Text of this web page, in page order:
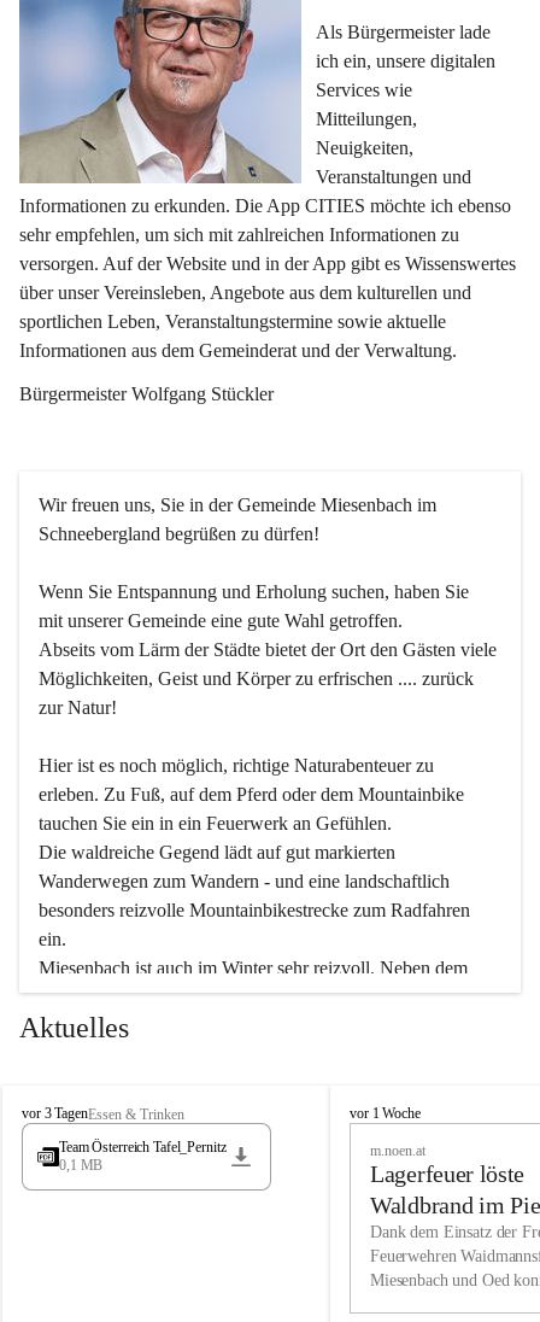
Als Bürgermeister lade
ich ein, unsere digitalen
Services wie
Mitteilungen,
Neuigkeiten,
Veranstaltungen und
Informationen zu erkunden. Die App CITIES möchte ich ebenso
sehr empfehlen, um sich mit zahlreichen Informationen zu
versorgen. Auf der Website und in der App gibt es Wissenswertes
über unser Vereinsleben, Angebote aus dem kulturellen und
sportlichen Leben, Veranstaltungstermine sowie aktuelle
Informationen aus dem Gemeinderat und der Verwaltung.
Bürgermeister Wolfgang Stückler
Wir freuen uns, Sie in der Gemeinde Miesenbach im
Schneebergland begrüßen zu dürfen!
Wenn Sie Entspannung und Erholung suchen, haben Sie
mit unserer Gemeinde eine gute Wahl getroffen.
Abseits vom Lärm der Städte bietet der Ort den Gästen viele
Möglichkeiten, Geist und Körper zu erfrischen .... zurück
zur Natur!
Hier ist es noch möglich, richtige Naturabenteuer zu
erleben. Zu Fuß, auf dem Pferd oder dem Mountainbike
tauchen Sie ein in ein Feuerwerk an Gefühlen.
Die waldreiche Gegend lädt auf gut markierten
Wanderwegen zum Wandern - und eine landschaftlich
besonders reizvolle Mountainbikestrecke zum Radfahren
ein.
Miesenbach ist auch im Winter sehr reizvoll. Neben dem
Eisstockschießen gibt es auf dem nahe gelegenen Unterberg
wunderschöne Naturschneepisten, die zum Schifahren oder
vielfältige Angebot unserer Kulturvereine.
Überzeugen Sie sich selbst, dass Sie in Miesenbach sowie
in den Beherbergungsbetrieben, Gaststätten und urigen
Wir kennen Miesenbach als lebens- und liebenswerten Ort.
Tradition und Innovation werden ebenso groß geschrieben
Aktuelles
M
i
s
vor 3 TagenEssen & Trinken
Team Österreich Tafel_Pernitz
0,1 MB
M
h
vor 1 Woche
m.noen.at
Lagerfeuer löste
Waldbrand im
aus
Dank dem Einsatz der
Feuerwehren
Miesenbach und Oed